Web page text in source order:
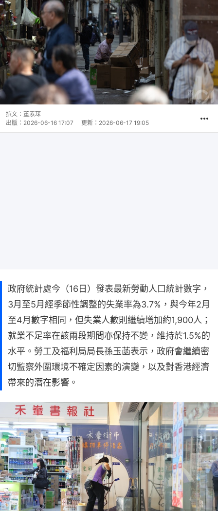
撰文： 董素琛
出版： 2026-06-16 17:07 更新： 2026-06-17 19:05
政府統計處今（16日）發表最新勞動人口統計數字，
3月至5月經季節性調整的失業率為3.7%，與今年2月
至4月數字相同，但失業人數則繼續增加約1,900人；
就業不足率在該兩段期間亦保持不變，維持於1.5%的
水平。勞工及福利局局長孫玉菡表示，政府會繼續密
切監察外圍環境不確定因素的演變，以及對香港經濟
帶來的潛在影響。